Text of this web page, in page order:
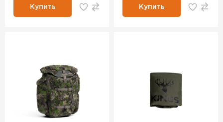
Купить Купить